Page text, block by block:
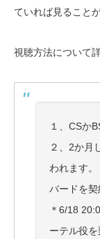
ていれば見ること
視聴方法について
１、CSか
２、2か月
われます
バードを契
＊6/18
ーテル役